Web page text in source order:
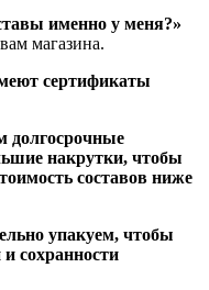
именно у меня?»
магазина.
сертификаты
накрутки, чтобы
составов ниже
упакуем, чтобы
сохранности